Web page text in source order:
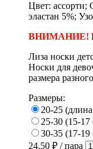
Цвет: ассорти;
эластан 5%;
ВНИМАНИЕ!
Лиза носки
Носки для
размера
Размеры:
20-25
25-30 (15-17
30-35 (17-19
24.50 ₽ / пара